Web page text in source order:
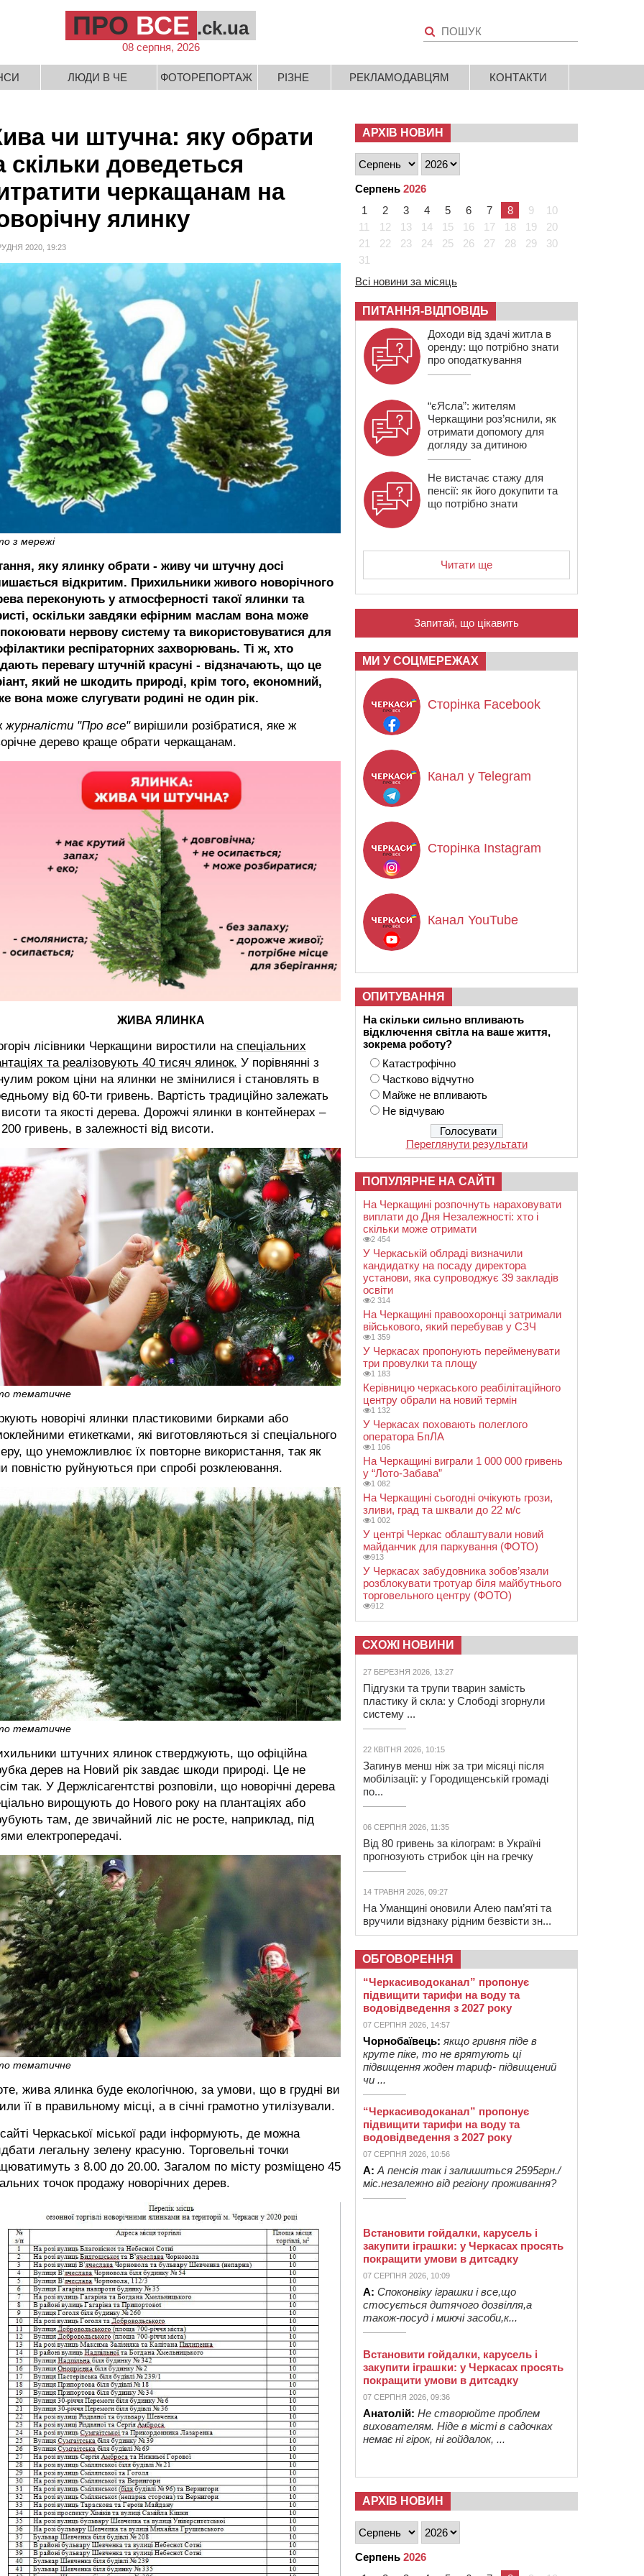
ПРО ВСЕ .ck.ua
08 серпня, 2026
ЛЮДИ В ЧЕ ФОТОРЕПОРТАЖ РІЗНЕ РЕКЛАМОДАВЦЯМ КОНТАКТИ
чи штучна: яку обрати
скільки доведеться
черкащанам на
ялинку
2020, 19:23
з мережі
яку ялинку обрати - живу чи штучну досі
відкритим. Прихильники живого новорічного
переконують у атмосферності такої ялинки та
оскільки завдяки ефірним маслам вона може
нервову систему та використовуватися для
респіраторних захворювань. Ті ж, хто
перевагу штучній красуні - відзначають, що це
який не шкодить природі, крім того, економний,
вона може слугувати родині не один рік.
журналісти "Про все"вирішили розібратися, яке ж
дерево краще обрати черкащанам.
ЖИВА ЯЛИНКА
лісівники Черкащини виростили на спеціальних
та реалізовують 40 тисяч ялинок. У порівнянні з
роком ціни на ялинки не змінилися і становлять в
від 60-ти гривень. Вартість традиційно залежать
висоти та якості дерева. Дорожчі ялинки в контейнерах –
200 гривень, в залежності від висоти.
тематичне
новорічі ялинки пластиковими бирками або
етикетками, які виготовляються зі спеціального
що унеможливлює їх повторне використання, так як
повністю руйнуються при спробі розклеювання.
тематичне
штучних ялинок стверджують, що офіційна
дерев на Новий рік завдає шкоди природі. Це не
так. У Держлісагентстві розповіли, що новорічні дерева
вирощують до Нового року на плантаціях або
там, де звичайний ліс не росте, наприклад, під
електропередачі.
тематичне
жива ялинка буде екологічною, за умови, що в грудні ви
її в правильному місці, а в січні грамотно утилізували.
Черкаської міської ради інформують, де можна
легальну зелену красуню. Торговельні точки
з 8.00 до 20.00. Загалом по місту розміщено 45
точок продажу новорічних дерев.
АРХІВ НОВИН
Серпень 2026
1
2 3 4 5 6 7 8 9
10
11
12 13 14 15 16 17 18 19
20
21
22 23 24 25 26 27 28 29
30
31
Всі новини за місяць
ПИТАННЯ-ВІДПОВІДЬ
Доходи від здачі житла в
оренду: що потрібно знати
про оподаткування
“єЯсла”: жителям
Черкащини роз’яснили, як
отримати допомогу для
догляду за дитиною
Не вистачає стажу для
пенсії: як його докупити та
що потрібно знати
Читати ще
Запитай, що цікавить
МИ У СОЦМЕРЕЖАХ
Сторінка Facebook
Канал у Telegram
Сторінка Instagram
Канал YouTube
ОПИТУВАННЯ
На скільки сильно впливають
відключення світла на ваше життя,
зокрема роботу?
Катастрофічно
Частково відчутно
Майже не впливають
Не відчуваю
Переглянути результати
ПОПУЛЯРНЕ НА САЙТІ
На Черкащині розпочнуть нараховувати
виплати до Дня Незалежності: хто і
скільки може отримати
2 454
У Черкаській облраді визначили
кандидатку на посаду директора
установи, яка супроводжує 39 закладів
освіти
2 314
На Черкащині правоохоронці затримали
військового, який перебував у СЗЧ
1 359
У Черкасах пропонують перейменувати
три провулки та площу
1 183
Керівницю черкаського реабілітаційного
центру обрали на новий термін
1 132
У Черкасах поховають полеглого
оператора БпЛА
1 106
На Черкащині виграли 1 000 000 гривень
у “Лото-Забава”
1 082
На Черкащині сьогодні очікують грози,
зливи, град та шквали до 22 м/с
1 002
У центрі Черкас облаштували новий
майданчик для паркування (ФОТО)
913
У Черкасах забудовника зобов’язали
розблокувати тротуар біля майбутнього
торговельного центру (ФОТО)
912
СХОЖІ НОВИНИ
27 БЕРЕЗНЯ 2026, 13:27
Підгузки та трупи тварин замість
пластику й скла: у Слободі згорнули
систему ...
22 КВІТНЯ 2026, 10:15
Загинув менш ніж за три місяці після
мобілізації: у Городищенській громаді
по...
06 СЕРПНЯ 2026, 11:35
Від 80 гривень за кілограм: в Україні
прогнозують стрибок цін на гречку
14 ТРАВНЯ 2026, 09:27
На Уманщині оновили Алею пам’яті та
вручили відзнаку рідним безвісти зн...
ОБГОВОРЕННЯ
“Черкасиводоканал” пропонує
підвищити тарифи на воду та
водовідведення з 2027 року
07 СЕРПНЯ 2026, 14:57
Чорнобаївець: якщо гривня піде в
круте піке, то не врятують ці
підвищення жоден тариф- підвищений
чи ...
“Черкасиводоканал” пропонує
підвищити тарифи на воду та
водовідведення з 2027 року
07 СЕРПНЯ 2026, 10:56
А: А пенсія так і залишиться 2595грн./
міс.незалежно від регіону проживання?
Встановити гойдалки, карусель і
закупити іграшки: у Черкасах просять
покращити умови в дитсадку
07 СЕРПНЯ 2026, 10:09
А: Споконвіку іграшки і все,що
стосується дитячого дозвілля,а
також-посуд і миючі засоби,к...
Встановити гойдалки, карусель і
закупити іграшки: у Черкасах просять
покращити умови в дитсадку
07 СЕРПНЯ 2026, 09:36
Анатолій: Не створюйте проблем
вихователям. Ніде в місті в садочках
немає ні гірок, ні гойдалок, ...
АРХІВ НОВИН
Серпень 2026